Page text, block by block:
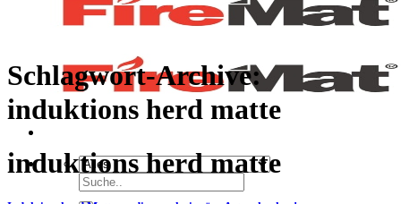
Suchen
nach:
Schlagwort-Archive:
induktions herd matte
induktions herd matte